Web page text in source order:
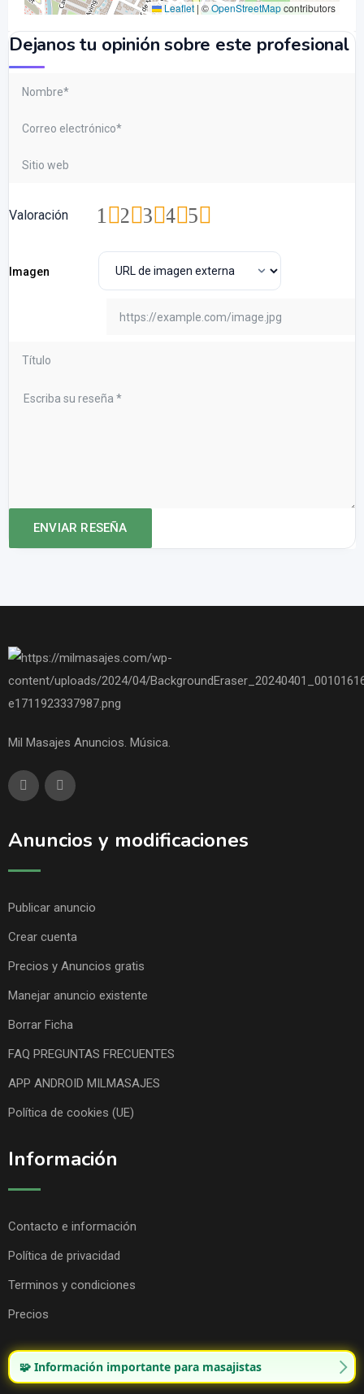
Leaflet |©OpenStreetMapcontributors
Dejanos tu opinión sobre este profesional
Valoración 5
4
3
2
1
Imagen
Mil Masajes Anuncios. Música.
Anuncios y modificaciones
Publicar anuncio
Crear cuenta
Precios y Anuncios gratis
Manejar anuncio existente
Borrar Ficha
FAQ PREGUNTAS FRECUENTES
APP ANDROID MILMASAJES
Política de cookies (UE)
Información
Contacto e información
Política de privacidad
Terminos y condiciones
Precios
🧩 Información importante para masajistas